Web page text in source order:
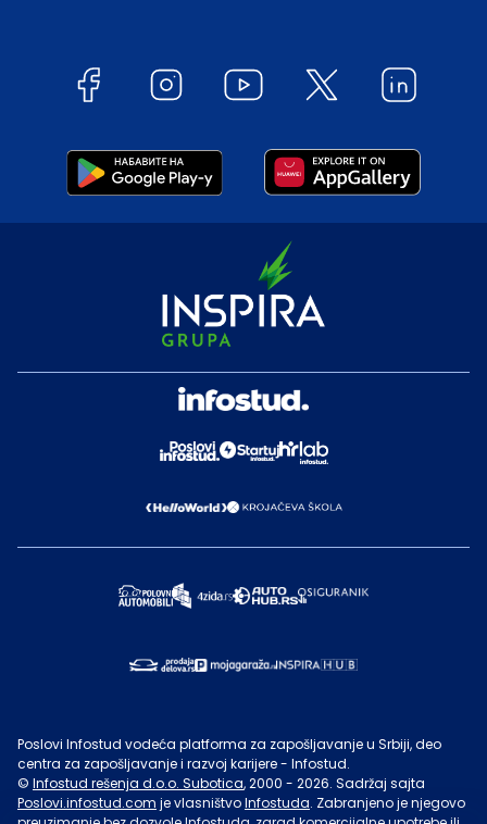
Poslovi Infostud vodeća platforma za zapošljavanje u Srbiji, deo
centra za zapošljavanje i razvoj karijere - Infostud.
© Infostud rešenja d.o.o. Subotica, 2000 - 2026. Sadržaj sajta
Poslovi.infostud.com je vlasništvoInfostuda. Zabranjeno je njegovo